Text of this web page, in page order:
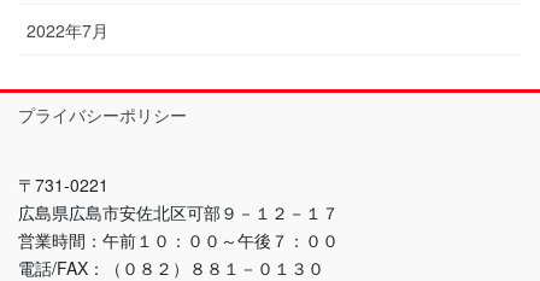
2022年7月
プライバシーポリシー
〒731-0221
広島県広島市安佐北区可部９－１２－１７
営業時間：午前１０：００～午後７：００
電話/FAX：（０８２）８８１－０１３０